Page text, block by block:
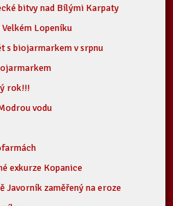
bitvy nad Bílými Karpaty
Lopeníku
s biojarmarkem v srpnu
rok!!!
vodu
exkurze Kopanice
Javorník zaměřený na eroze